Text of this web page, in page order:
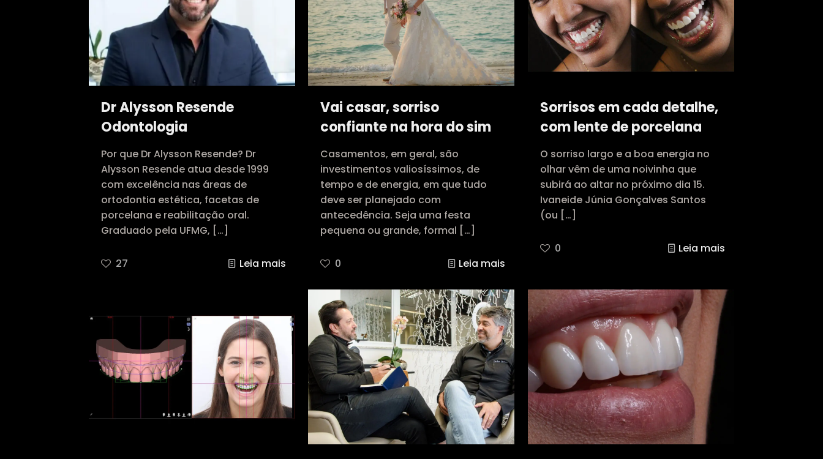
Dr Alysson Resende
Odontologia
Por que Dr Alysson Resende? Dr
Alysson Resende atua desde 1999
com excelência nas áreas de
ortodontia estética, facetas de
porcelana e reabilitação oral.
Graduado pela UFMG, […]
27 Leia mais
Vai casar, sorriso
confiante na hora do sim
Casamentos, em geral, são
investimentos valiosíssimos, de
tempo e de energia, em que tudo
deve ser planejado com
antecedência. Seja uma festa
pequena ou grande, formal […]
0 Leia mais
Sorrisos em cada detalhe,
com lente de porcelana
O sorriso largo e a boa energia no
olhar vêm de uma noivinha que
subirá ao altar no próximo dia 15.
Ivaneide Júnia Gonçalves Santos
(ou […]
0 Leia mais